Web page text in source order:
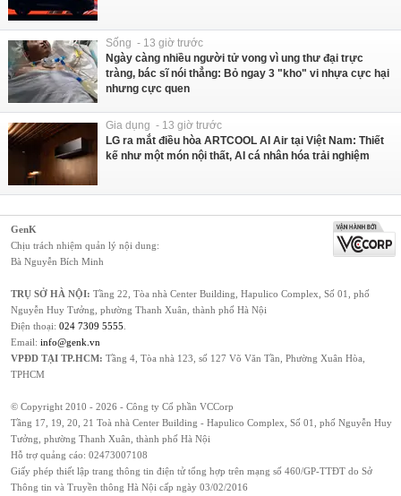
Sống - 13 giờ trước
Ngày càng nhiều người tử vong vì ung thư đại trực
tràng, bác sĩ nói thẳng: Bỏ ngay 3 "kho" vi nhựa cực hại
nhưng cực quen
Gia dụng - 13 giờ trước
LG ra mắt điều hòa ARTCOOL AI Air tại Việt Nam: Thiết
kế như một món nội thất, AI cá nhân hóa trải nghiệm
GenK
Chịu trách nhiệm quản lý nội dung:
Bà Nguyễn Bích Minh
TRỤ SỞ HÀ NỘI: Tầng 22, Tòa nhà Center Building, Hapulico Complex, Số 01, phố
Nguyễn Huy Tưởng, phường Thanh Xuân, thành phố Hà Nội
Điện thoại: 024 7309 5555
Email: info@genk.vn
VPĐD TẠI TP.HCM: Tầng 4, Tòa nhà 123, số 127 Võ Văn Tần, Phường Xuân Hòa,
TPHCM
© Copyright 2010 - 2026 - Công ty Cổ phần VCCorp
Tầng 17, 19, 20, 21 Toà nhà Center Building - Hapulico Complex, Số 01, phố Nguyễn Huy
Tưởng, phường Thanh Xuân, thành phố Hà Nội
Hỗ trợ quảng cáo: 02473007108
Giấy phép thiết lập trang thông tin điện tử tổng hợp trên mạng số 460/GP-TTĐT do Sở
Thông tin và Truyền thông Hà Nội cấp ngày 03/02/2016